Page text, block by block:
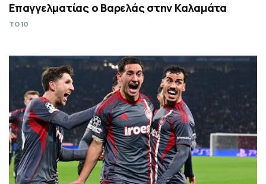
Επαγγελματίας ο Βαρελάς στην Καλαμάτα
TO10